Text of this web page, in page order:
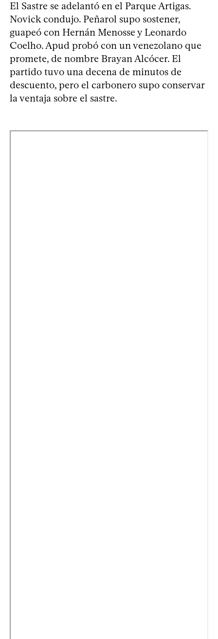
El Sastre se adelantó en el Parque Artigas.
Novick condujo. Peñarol supo sostener,
guapeó con Hernán Menosse y Leonardo
Coelho. Apud probó con un venezolano que
promete, de nombre Brayan Alcócer. El
partido tuvo una decena de minutos de
descuento, pero el carbonero supo conservar
la ventaja sobre el sastre.